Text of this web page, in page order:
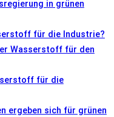
in grünen
für die Industrie?
Wasserstoff für den
für die
ergeben sich für grünen